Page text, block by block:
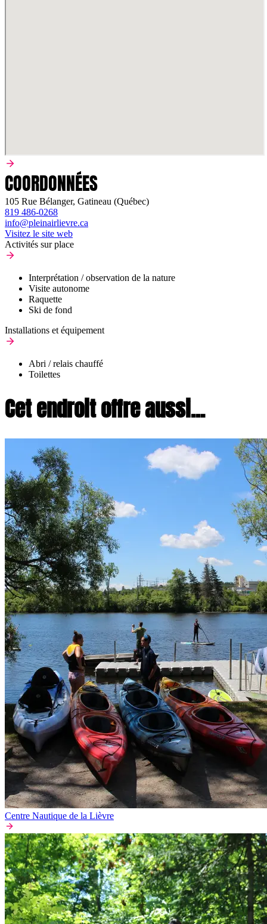
COORDONNÉES
105 Rue Bélanger, Gatineau (Québec)
819 486-0268
info@pleinairlievre.ca
Visitez le site web
Activités sur place
Interprétation / observation de la nature
Visite autonome
Raquette
Ski de fond
Installations et équipement
Abri / relais chauffé
Toilettes
Cet endroit offre aussi...
Centre Nautique de la Lièvre